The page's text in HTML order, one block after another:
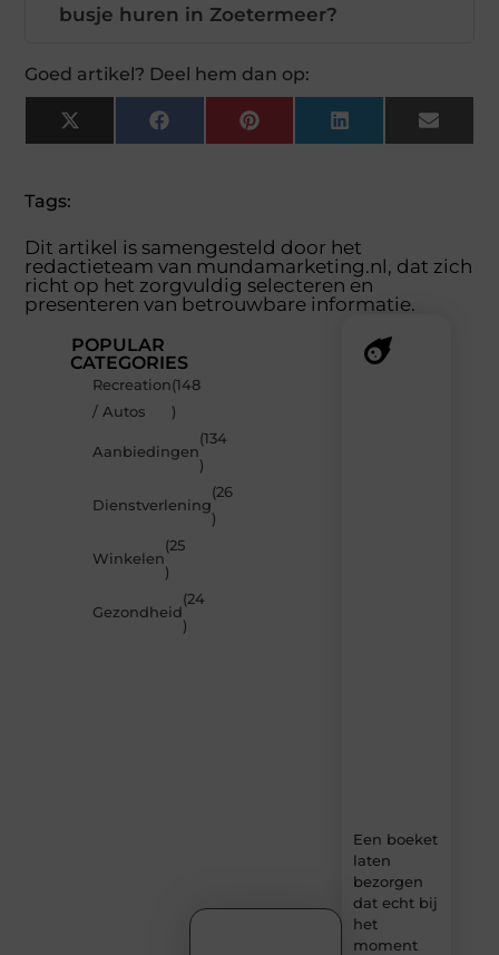
busje huren in Zoetermeer?
Goed artikel? Deel hem dan op:
X
(Twitter)
FacebookPinterestLinkedInEmail
Tags:
Dit artikel is samengesteld door het
redactieteam van mundamarketing.nl, dat zich
richt op het zorgvuldig selecteren en
presenteren van betrouwbare informatie.
POPULAR
CATEGORIES
Recreation
/ Autos
(148
)
Aanbiedingen
(134
)
Dienstverlening
(26
)
Winkelen
(25
)
Gezondheid
(24
)
Een boeket
laten
bezorgen
dat echt bij
het
moment